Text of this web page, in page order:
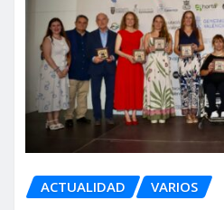
ACTUALIDAD VARIOS